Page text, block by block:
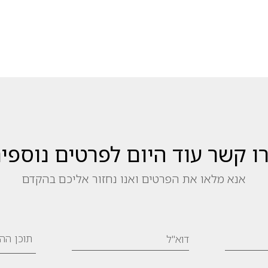
קשר עוד היום לפרטים
אנא מלאו את הפרטים ואנו נחזור אליכם בהקדם